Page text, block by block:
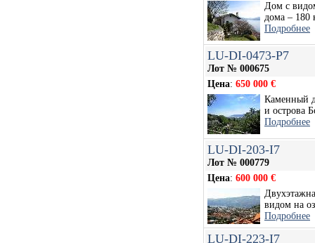
Дом с
дома – 180
Подробнее
LU-DI-0473-P7
Лот № 000675
Цена: 650 000 €
Каменный
и острова
Подробнее
LU-DI-203-I7
Лот № 000779
Цена: 600 000 €
видом на
Подробнее
LU-DI-223-I7